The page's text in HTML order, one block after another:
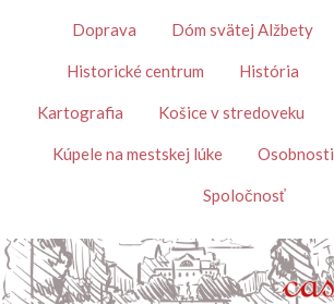
TémyDoprava Dóm svätej Alžbety
Historické centrum História
Kartografia Košice v stredoveku
Kúpele na mestskej lúke Osobnosti
Spoločnosť